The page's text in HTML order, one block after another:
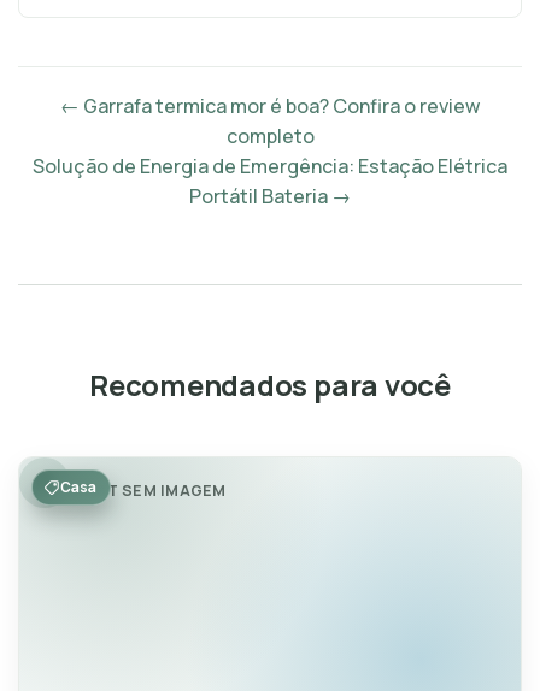
← Garrafa termica mor é boa? Confira o review
completo
Solução de Energia de Emergência: Estação Elétrica
Portátil Bateria →
Recomendados para você
POST SEM IMAGEM
Casa